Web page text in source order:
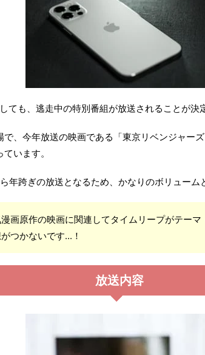
ても、逃走中の特別番組が放送されることが決
で、今年放送の映画である「東京リベンジャー
ています。
年跨ぎの放送となるため、かなりのボリューム
漫画原作の映画に関連してタイムリープがテー
つかないです...！
放送内容